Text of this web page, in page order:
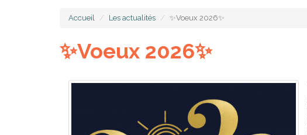
Accueil Les actualités ✨Voeux 2026✨
✨Voeux 2026✨